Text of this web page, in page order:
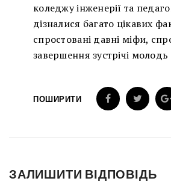
коледжу інженерії та
дізналися багато цікавих
спростовані давні міфи,
завершення зустрічі
ПОШИРИТИ
ЗАЛИШИТИ ВІДПОВІДЬ